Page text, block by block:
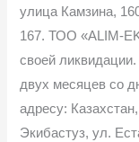
улица Камзина,
167. ТОО «ALIM-
своей
двух месяцев со
адресу:
Экибастуз, ул.